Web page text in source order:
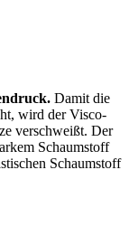
Damit die
wird der Visco-
verschweißt. Der
Schaumstoff
Schaumstoff